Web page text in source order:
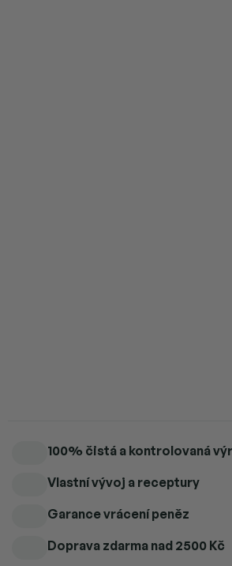
100% čistá a kontrolovaná
Vlastní vývoj a receptury
Garance vrácení peněz
Doprava zdarma nad 2500 Kč